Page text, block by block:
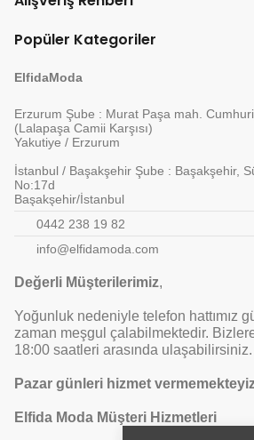
Popüler Kategoriler
ElfidaModa
Erzurum Şube : Murat Paşa mah.
(Lalapaşa Camii Karşısı)
Yakutiye / Erzurum
İstanbul / Başakşehir Şube : Başakşehir,
No:17d
Başakşehir/İstanbul
0442 238 19 82
info@elfidamoda.com
Değerli Müşterilerimiz,
Yoğunluk nedeniyle telefon hattımız
zaman meşgul çalabilmektedir.
18:00 saatleri arasında ulaşabilirsiniz.
Pazar günleri hizmet
Elfida Moda Müşteri Hizmetleri